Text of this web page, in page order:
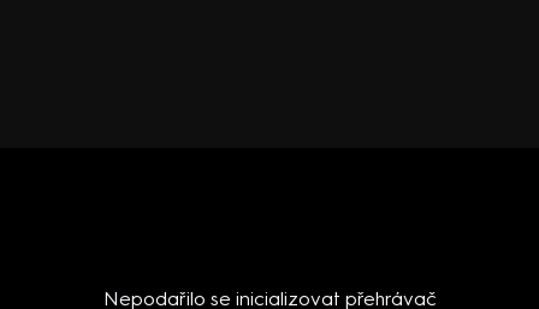
Nepodařilo se inicializovat přehrávač